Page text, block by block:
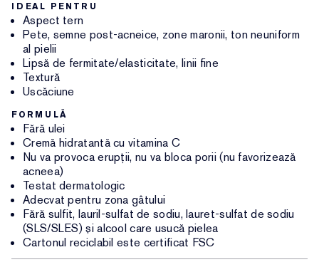
IDEAL PENTRU
Aspect tern
Pete, semne post-acneice, zone maronii, ton neuniform
al pielii
Lipsă de fermitate/elasticitate, linii fine
Textură
Uscăciune
FORMULĂ
Fără ulei
Cremă hidratantă cu vitamina C
Nu va provoca erupții, nu va bloca porii (nu favorizează
acneea)
Testat dermatologic
Adecvat pentru zona gâtului
Fără sulfit, lauril-sulfat de sodiu, lauret-sulfat de sodiu
(SLS/SLES) și alcool care usucă pielea
Cartonul reciclabil este certificat FSC